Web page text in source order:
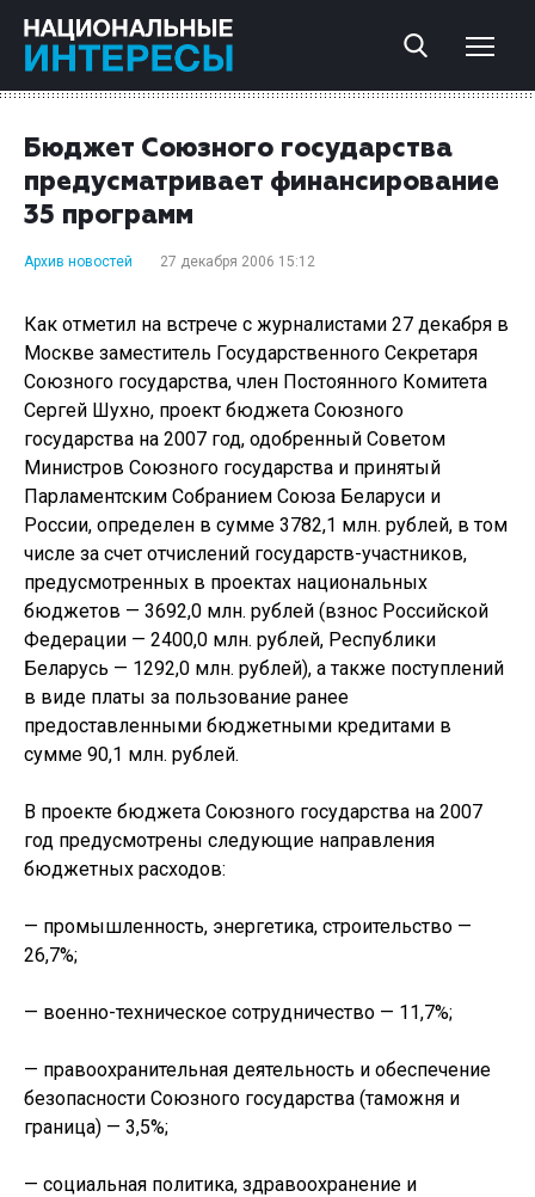
Бюджет Союзного государства
предусматривает финансирование
35 программ
Архив новостей 27 декабря 2006 15:12
Как отметил на встрече с журналистами 27 декабря в
Москве заместитель Государственного Секретаря
Союзного государства, член Постоянного Комитета
Сергей Шухно, проект бюджета Союзного
государства на 2007 год, одобренный Советом
Министров Союзного государства и принятый
Парламентским Собранием Союза Беларуси и
России, определен в сумме 3782,1 млн. рублей, в том
числе за счет отчислений государств-участников,
предусмотренных в проектах национальных
бюджетов — 3692,0 млн. рублей (взнос Российской
Федерации — 2400,0 млн. рублей, Республики
Беларусь — 1292,0 млн. рублей), а также поступлений
в виде платы за пользование ранее
предоставленными бюджетными кредитами в
сумме 90,1 млн. рублей.
В проекте бюджета Союзного государства на 2007
год предусмотрены следующие направления
бюджетных расходов:
— промышленность, энергетика, строительство —
26,7%;
— военно-техническое сотрудничество — 11,7%;
— правоохранительная деятельность и обеспечение
безопасности Союзного государства (таможня и
граница) — 3,5%;
— социальная политика, здравоохранение и